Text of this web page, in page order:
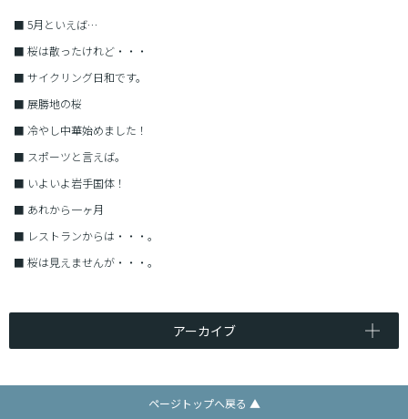
■ 5月といえば…
■ 桜は散ったけれど・・・
■ サイクリング日和です。
■ 展勝地の桜
■ 冷やし中華始めました！
■ スポーツと言えば。
■ いよいよ岩手国体！
■ あれから一ヶ月
■ レストランからは・・・。
■ 桜は見えませんが・・・。
アーカイブ
ページトップへ戻る ▲